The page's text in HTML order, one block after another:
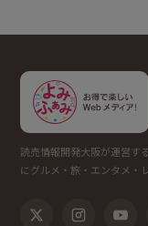
読売情報開発大阪が運営す
にグルメ・旅・エンタメ・